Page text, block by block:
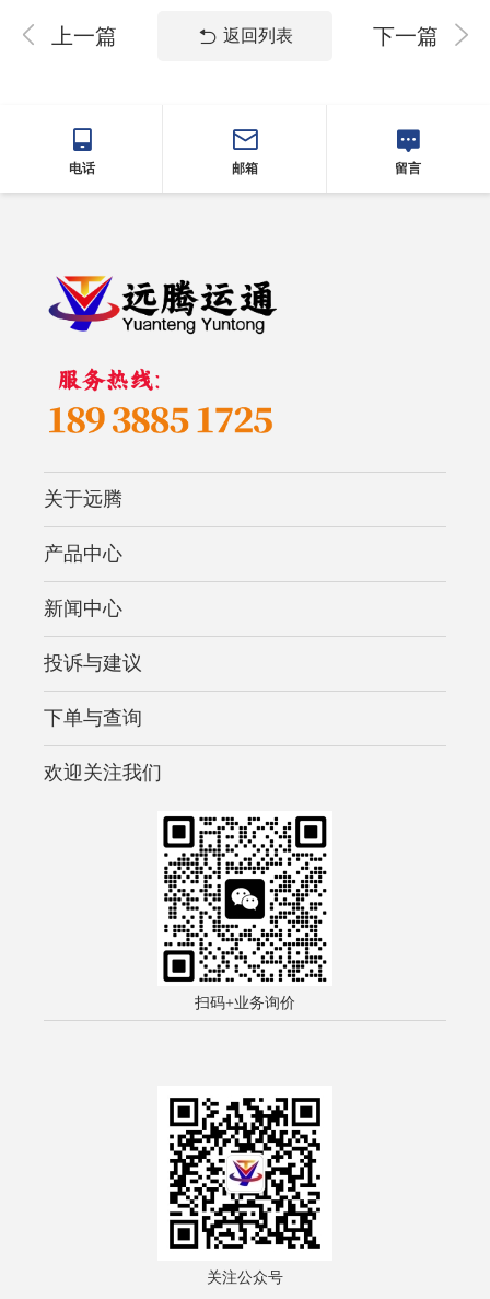
上一篇 返回列表 下一篇
电话 邮箱 留言
关于远腾
产品中心
新闻中心
投诉与建议
下单与查询
欢迎关注我们
扫码+业务询价
关注公众号